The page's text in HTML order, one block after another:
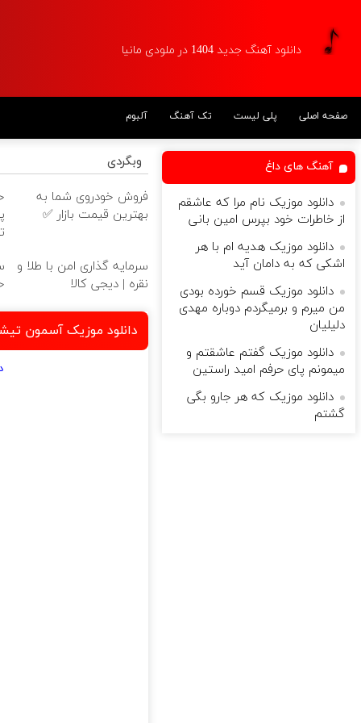
دانلود آهنگ جدید 1404 در ملودی مانیا
صفحه اصلی پلی لیست تک آهنگ آلبوم
وبگردی
فروش خودروی شما به
بهترین قیمت بازار ✅
سرمایه گذاری امن با طلا و
نقره | دیجی کالا
دانلود موزیک آسمون
آهنگ های داغ
دانلود موزیک نام مرا که عاشقم
از خاطرات خود بپرس امین بانی
دانلود موزیک هدیه ام با هر
اشکی که به دامان آید
دانلود موزیک قسم خورده بودی
من میرم و برمیگردم دوباره مهدی
دلیلیان
دانلود موزیک گفتم عاشقتم و
میمونم پای حرفم امید راستین
دانلود موزیک که هر جارو بگی
گشتم